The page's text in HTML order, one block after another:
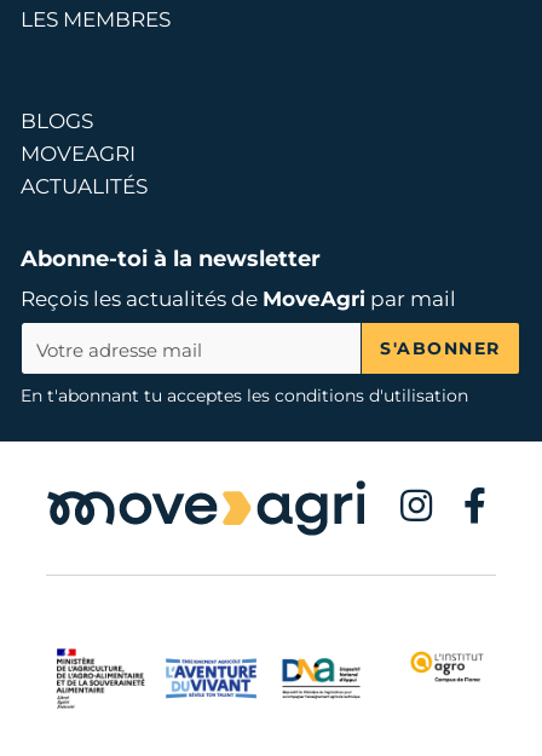
LES MEMBRES
BLOGS
MOVEAGRI
ACTUALITÉS
Abonne-toi à la newsletter
Reçois les actualités de MoveAgripar mail
S'ABONNER
En t'abonnant tu acceptes les conditions d'utilisation